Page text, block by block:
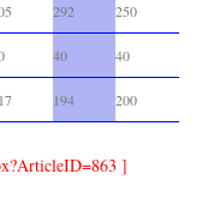
292 250
40 40
194 200
]